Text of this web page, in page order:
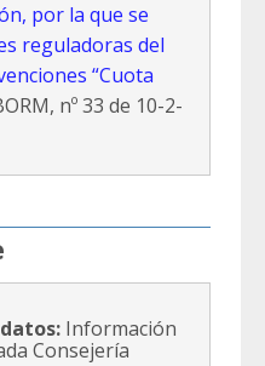
por la que se
reguladoras del
“Cuota
nº 33 de 10-2-
Información
Consejería